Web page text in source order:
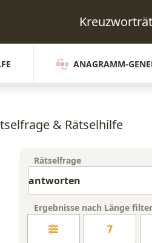
ANAGRAMM-
& Rätselhilfe
Rätselfrage
Ergebnisse nach Länge
7